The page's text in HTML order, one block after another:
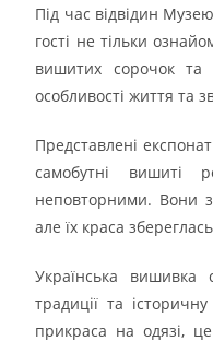
Під час відвідин
гості не тільки
вишитих сорочок та
особливості життя та
Представлені
самобутні вишиті
неповторними. Вони
але їх краса
Українська вишивка
традиції та
прикраса на одязі,